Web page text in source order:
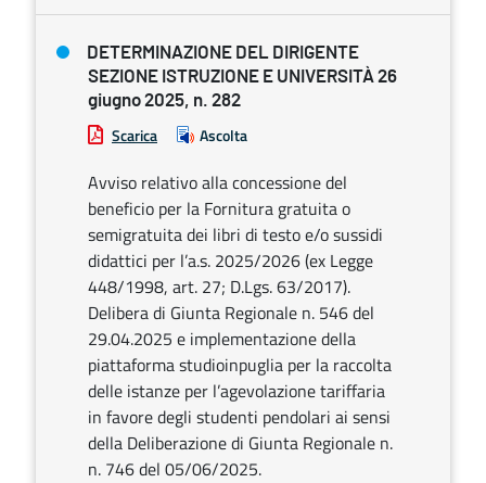
DETERMINAZIONE DEL DIRIGENTE
SEZIONE ISTRUZIONE E UNIVERSITÀ 26
giugno 2025, n. 282
Scarica Ascolta
Avviso relativo alla concessione del
beneficio per la Fornitura gratuita o
semigratuita dei libri di testo e/o sussidi
didattici per l’a.s. 2025/2026 (ex Legge
448/1998, art. 27; D.Lgs. 63/2017).
Delibera di Giunta Regionale n. 546 del
29.04.2025 e implementazione della
piattaforma studioinpuglia per la raccolta
delle istanze per l’agevolazione tariffaria
in favore degli studenti pendolari ai sensi
della Deliberazione di Giunta Regionale n.
n. 746 del 05/06/2025.